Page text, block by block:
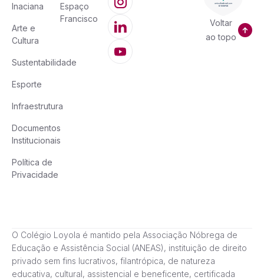
Inaciana
Arte e
Cultura
Sustentabilidade
Esporte
Infraestrutura
Documentos
Institucionais
Política de
Privacidade
Espaço
Francisco
Voltar
ao topo
O Colégio Loyola é mantido pela Associação Nóbrega de
Educação e Assistência Social (ANEAS), instituição de direito
privado sem fins lucrativos, filantrópica, de natureza
educativa, cultural, assistencial e beneficente, certificada